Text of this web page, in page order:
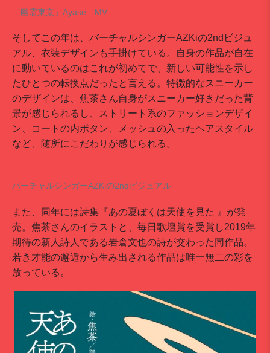
「幽霊東京」Ayase MV
そしてこの年は、バーチャルシンガーAZKiの2ndビジュ
アル、衣装デザインも手掛けている。自身の作品が自在
に動いているのはこれが初めてで、新しい可能性を示し
たひとつの転換点だったと言える。特徴的なスニーカー
のデザインは、焦茶さん自身がスニーカー好きだった背
景が感じられるし、ストリート系のファッションデザイ
ン、コートの内ボタン、メッシュの入ったヘアスタイル
など、随所にこだわりが感じられる。
バーチャルシンガーAZKiの2ndビジュアル
また、同年には詩集『あの夏ぼくは天使を見た 』が発
売。焦茶さんのイラストと、毎日歌壇賞を受賞し2019年
期待の新人詩人である岩倉文也の詩が交わった同作品。
若き才能の邂逅から生み出される作品は唯一無二の彩を
放っている。